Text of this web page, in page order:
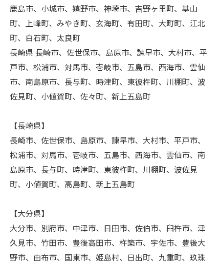
鹿島市、小城市、嬉野市、神埼市、吉野ヶ里町、基山
町、上峰町、みやき町、玄海町、有田町、大町町、江北
町、白石町、太良町
長崎県 長崎市、佐世保市、島原市、諫早市、大村市、平
戸市、松浦市、対馬市、壱岐市、五島市、西海市、雲仙
市、南島原市、長与町、時津町、東彼杵町、川棚町、波
佐見町、小値賀町、佐々町、新上五島町
【長崎県】
長崎市、佐世保市、島原市、諫早市、大村市、平戸市、
松浦市、対馬市、壱岐市、五島市、西海市、雲仙市、南
島原市、長与町、時津町、東彼杵町、川棚町、波佐見
町、小値賀町、高島町、新上五島町
【大分県】
大分市、別府市、中津市、日田市、佐伯市、臼杵市、津
久見市、竹田市、豊後高田市、杵築市、宇佐市、豊後大
野市、由布市、国東市、姫島村、日出町、九重町、玖珠